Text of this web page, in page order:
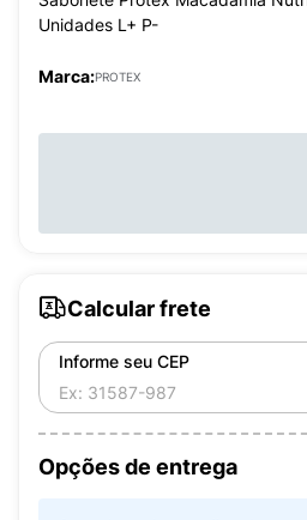
Unidades L+ P-
Marca:PROTEX
Calcular frete
Informe seu CEP
Opções de entrega